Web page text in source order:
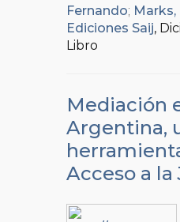
Fernando;
Ediciones Saij,
Libro
Mediación
Argentina,
Acceso a la